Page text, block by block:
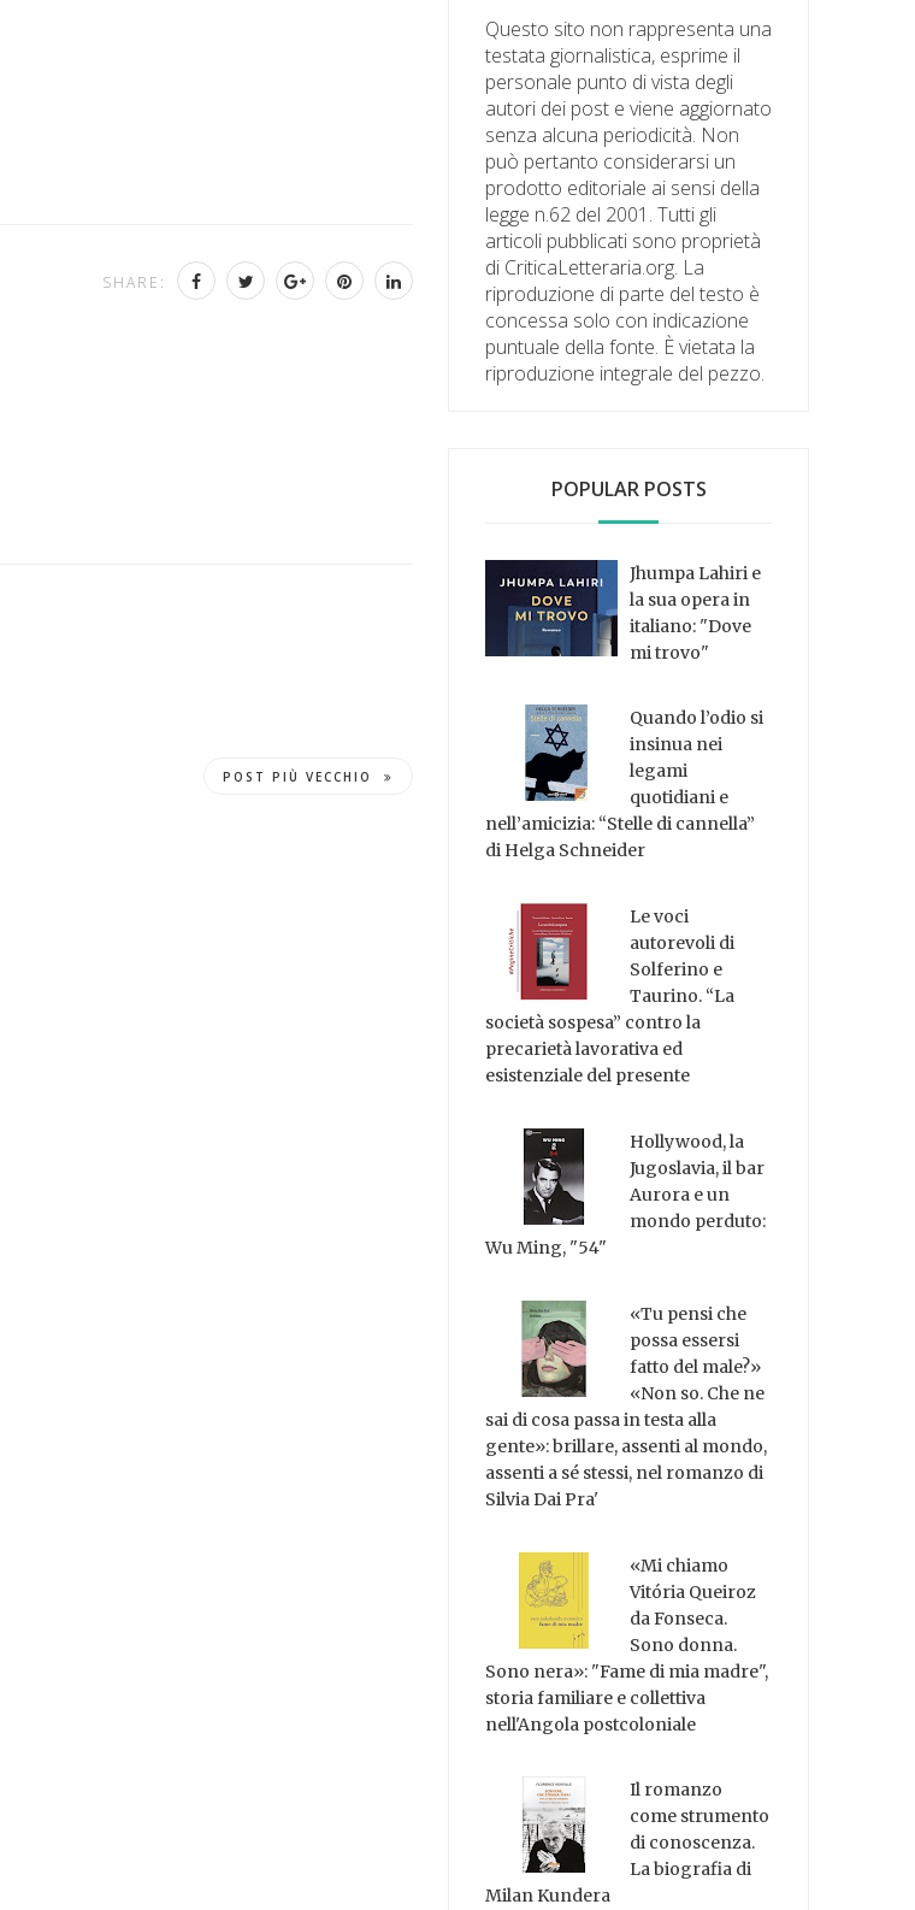
SHARE:
POST PIÙ VECCHIO
Questo sito non rappresenta una
testata giornalistica, esprime il
personale punto di vista degli
autori dei post e viene aggiornato
senza alcuna periodicità. Non
può pertanto considerarsi un
prodotto editoriale ai sensi della
legge n.62 del 2001. Tutti gli
articoli pubblicati sono proprietà
di CriticaLetteraria.org. La
riproduzione di parte del testo è
concessa solo con indicazione
puntuale della fonte. È vietata la
riproduzione integrale del pezzo.
POPULAR POSTS
Jhumpa Lahiri e
la sua opera in
italiano: "Dove
mi trovo"
Quando l’odio si
insinua nei
legami
quotidiani e
nell’amicizia: “Stelle di cannella”
di Helga Schneider
Le voci
autorevoli di
Solferino e
Taurino. “La
società sospesa” contro la
precarietà lavorativa ed
esistenziale del presente
Hollywood, la
Jugoslavia, il bar
Aurora e un
mondo perduto:
Wu Ming, "54"
«Tu pensi che
possa essersi
fatto del male?»
«Non so. Che ne
sai di cosa passa in testa alla
gente»: brillare, assenti al mondo,
assenti a sé stessi, nel romanzo di
Silvia Dai Pra'
«Mi chiamo
Vitória Queiroz
da Fonseca.
Sono donna.
Sono nera»: "Fame di mia madre",
storia familiare e collettiva
nell'Angola postcoloniale
Il romanzo
come strumento
di conoscenza.
La biografia di
Milan Kundera